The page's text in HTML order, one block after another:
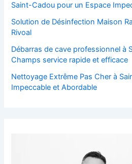
Saint-Cadou pour un Espace
Solution de Désinfection Maison
Rivoal
Débarras de cave professionnel à
Champs service rapide et efficace
Nettoyage Extrême Pas Cher à
Impeccable et Abordable